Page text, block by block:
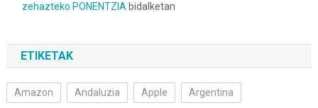
zehazteko PONENTZIA bidalketan
ETIKETAK
Amazon Andaluzia Apple Argentina